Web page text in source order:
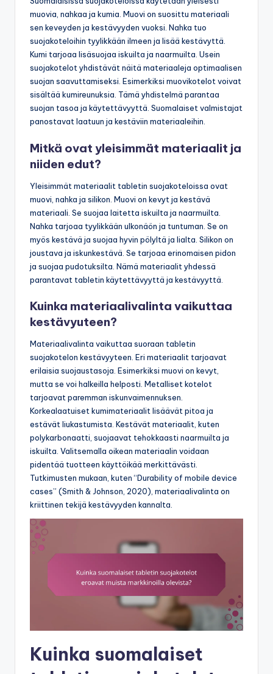
muovia, nahkaa ja kumia. Muovi on suosittu materiaali
sen keveyden ja kestävyyden vuoksi. Nahka tuo
suojakoteloihin tyylikkään ilmeen ja lisää kestävyttä.
Kumi tarjoaa lisäsuojaa iskuilta ja naarmuilta. Usein
suojakotelot yhdistävät näitä materiaaleja optimaalisen
suojan saavuttamiseksi. Esimerkiksi muovikotelot voivat
sisältää kumireunuksia. Tämä yhdistelmä parantaa
suojan tasoa ja käytettävyyttä. Suomalaiset valmistajat
panostavat laatuun ja kestäviin materiaaleihin.
Mitkä ovat yleisimmät materiaalit ja
niiden edut?
Yleisimmät materiaalit tabletin suojakoteloissa ovat
muovi, nahka ja silikon. Muovi on kevyt ja kestävä
materiaali. Se suojaa laitetta iskuilta ja naarmuilta.
Nahka tarjoaa tyylikkään ulkonäön ja tuntuman. Se on
myös kestävä ja suojaa hyvin pölyltä ja lialta. Silikon on
joustava ja iskunkestävä. Se tarjoaa erinomaisen pidon
ja suojaa pudotuksilta. Nämä materiaalit yhdessä
parantavat tabletin käytettävyyttä ja kestävyyttä.
Kuinka materiaalivalinta vaikuttaa
kestävyuteen?
Materiaalivalinta vaikuttaa suoraan tabletin
suojakotelon kestävyyteen. Eri materiaalit tarjoavat
erilaisia suojaustasoja. Esimerkiksi muovi on kevyt,
mutta se voi halkeilla helposti. Metalliset kotelot
tarjoavat paremman iskunvaimennuksen.
Korkealaatuiset kumimateriaalit lisäävät pitoa ja
estävät liukastumista. Kestävät materiaalit, kuten
polykarbonaatti, suojaavat tehokkaasti naarmuilta ja
iskuilta. Valitsemalla oikean materiaalin voidaan
pidentää tuotteen käyttöikää merkittävästi.
Tutkimusten mukaan, kuten “Durability of mobile device
cases” (Smith & Johnson, 2020), materiaalivalinta on
kriittinen tekijä kestävyyden kannalta.
Kuinka suomalaiset